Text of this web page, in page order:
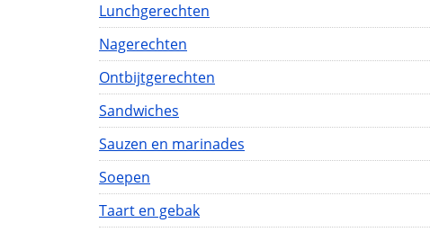
Lunchgerechten
Nagerechten
Ontbijtgerechten
Sandwiches
Sauzen en marinades
Soepen
Taart en gebak